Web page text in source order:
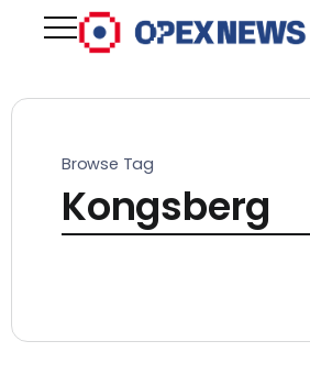
Browse Tag
Kongsberg